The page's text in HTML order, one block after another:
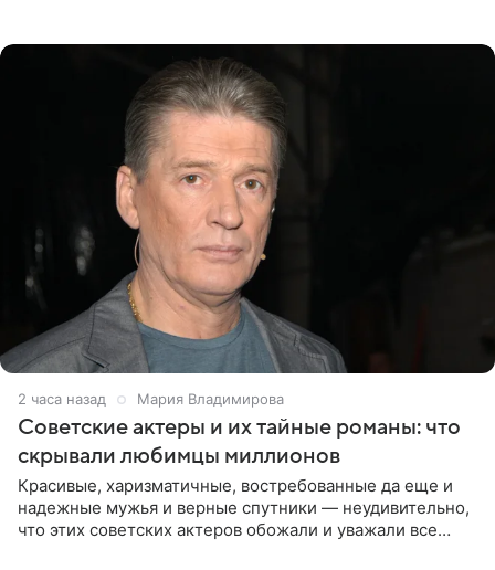
2 часа назад Мария Владимирова
Советские актеры и их тайные романы: что
скрывали любимцы миллионов
Красивые, харизматичные, востребованные да еще и
надежные мужья и верные спутники — неудивительно,
что этих советских актеров обожали и уважали все